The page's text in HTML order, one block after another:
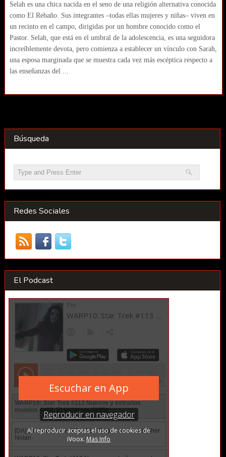
Selah es una chica nacida en el seno de una religión alternativa conocida
como El Rebaño. Sus integrantes –todas ellas mujeres y niñas– viven en
un recinto en el campo, dirigidas por un hombre conocido como el
Pastor. Selah, que está en el umbral de la adolescencia, es una seguidora
increíblemente devota, pero comienza a establecer un vínculo con Sarah,
una esposa marginada que se muestra cada vez más escéptica respecto a
las enseñanzas del ...
Búsqueda
Redes Sociales
El Podcast